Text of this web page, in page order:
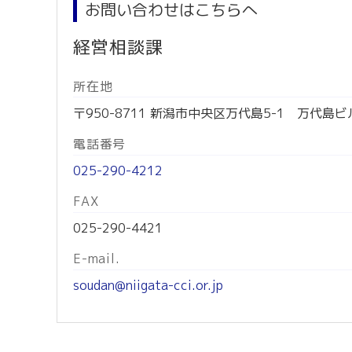
お問い合わせはこちらへ
経営相談課
所在地
〒950-8711 新潟市中央区万代島5-1 万代島ビ
電話番号
025-290-4212
FAX
025-290-4421
E-mail.
soudan@niigata-cci.or.jp